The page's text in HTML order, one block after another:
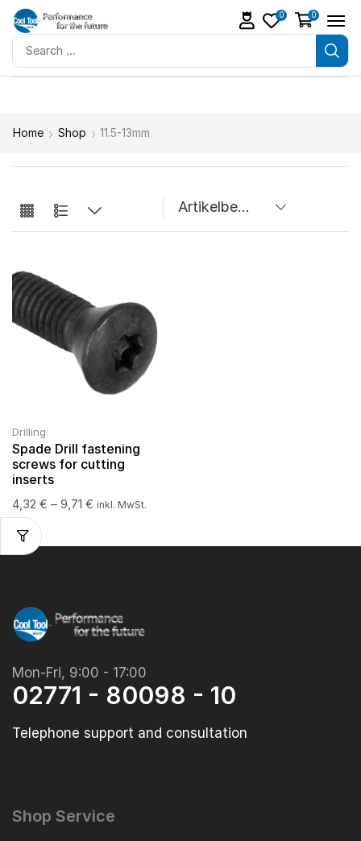
0 0
Home Shop 11.5-13mm
Drilling
Spade Drill fastening
screws for cutting
inserts
4,32 € – 9,71 € inkl. MwSt.
Mon-Fri, 9:00 - 17:00
02771 - 80098 - 10
Telephone support and consultation
Shop Service